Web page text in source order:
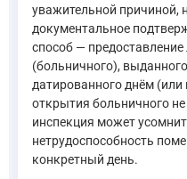
уважительной причиной,
документальное
способ — предоставление
(больничного),
датированного днём
открытия больничного
инспекция может
нетрудоспособность
конкретный день.